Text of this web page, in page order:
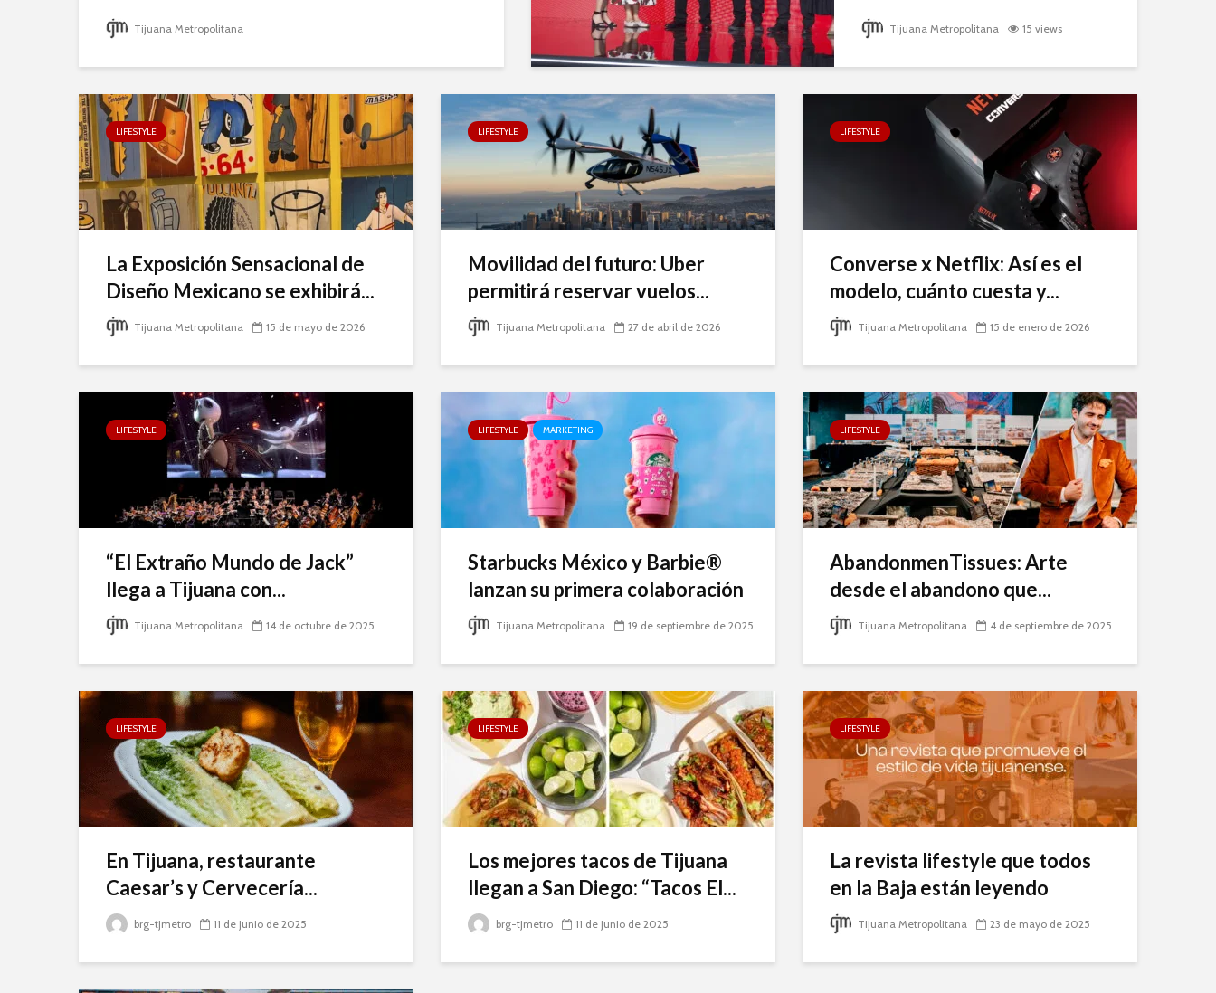
Tijuana Metropolitana Tijuana Metropolitana 15 views
LIFESTYLE
La Exposición Sensacional de
Diseño Mexicano se exhibirá...
Tijuana Metropolitana 15 de mayo de 2026
LIFESTYLE
Movilidad del futuro: Uber
permitirá reservar vuelos...
Tijuana Metropolitana 27 de abril de 2026
LIFESTYLE
Converse x Netflix: Así es el
modelo, cuánto cuesta y...
Tijuana Metropolitana 15 de enero de 2026
LIFESTYLE
“El Extraño Mundo de Jack”
llega a Tijuana con...
Tijuana Metropolitana 14 de octubre de 2025
LIFESTYLE MARKETING
Starbucks México y Barbie®
lanzan su primera colaboración
Tijuana Metropolitana 19 de septiembre de 2025
LIFESTYLE
AbandonmenTissues: Arte
desde el abandono que...
Tijuana Metropolitana 4 de septiembre de 2025
LIFESTYLE
En Tijuana, restaurante
Caesar’s y Cervecería...
brg-tjmetro 11 de junio de 2025
LIFESTYLE
Los mejores tacos de Tijuana
llegan a San Diego: “Tacos El...
brg-tjmetro 11 de junio de 2025
LIFESTYLE
La revista lifestyle que todos
en la Baja están leyendo
Tijuana Metropolitana 23 de mayo de 2025